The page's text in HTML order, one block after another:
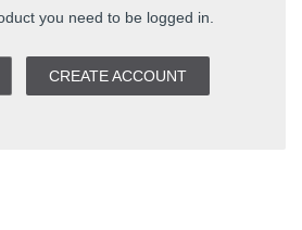
you need to be logged in.
CREATE ACCOUNT